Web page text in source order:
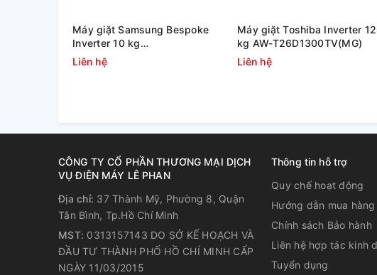
Tiết kiệm nước, điện năng với công
Máy giặt Samsung Bespoke
Inverter 10 kg
WW10DB7U34GWSV
Liên hệ
Máy giặt Toshiba Inverter 12
kg AW-T26D1300TV(MG)
Liên hệ
CÔNG TY CỔ PHẦN THƯƠNG MẠI DỊCH
VỤ ĐIỆN MÁY LÊ PHAN
Địa chỉ: 37 Thành Mỹ, Phường 8, Quận
Tân Bình, Tp.Hồ Chí Minh
MST: 0313157143 DO SỞ KẾ HOẠCH VÀ
ĐẦU TƯ THÀNH PHỐ HỒ CHÍ MINH CẤP
NGÀY 11/03/2015
Thông tin hỗ trợ
Quy chế hoạt động
Hướng dẫn mua hàng
Chính sách Bảo hành
Liên hệ hợp tác kinh
Tuyển dụng